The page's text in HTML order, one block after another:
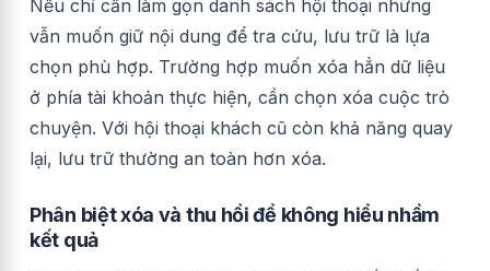
Nếu chỉ cần làm gọn danh sách hội thoại nhưng
vẫn muốn giữ nội dung để tra cứu, lưu trữ là lựa
chọn phù hợp. Trường hợp muốn xóa hẳn dữ liệu
ở phía tài khoản thực hiện, cần chọn xóa cuộc trò
chuyện. Với hội thoại khách cũ còn khả năng quay
lại, lưu trữ thường an toàn hơn xóa.
Phân biệt xóa và thu hồi để không hiểu nhầm
kết quả